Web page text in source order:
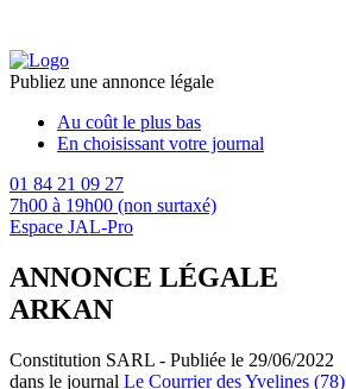
Publiez une annonce légale
Au coût le plus bas
En choisissant votre journal
01 84 21 09 27
7h00 à 19h00 (non surtaxé)
Espace JAL-Pro
ANNONCE LÉGALE
ARKAN
Constitution SARL - Publiée le 29/06/2022
dans le journal Le Courrier des Yvelines (78)